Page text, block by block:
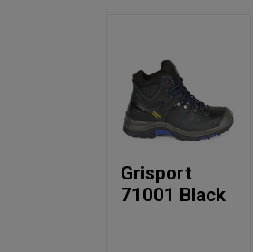
Grisport
71001 Black